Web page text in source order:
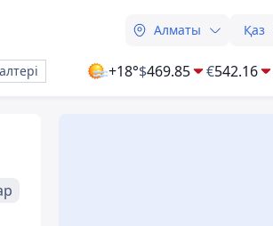
Алматы Қаз
+18°$469.85 €542.16